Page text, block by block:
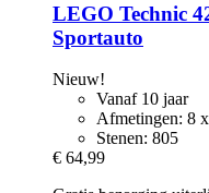
LEGO Technic
Sportauto
Nieuw!
Vanaf 10 jaar
Afmetingen: 8
Stenen: 805
€ 64,99